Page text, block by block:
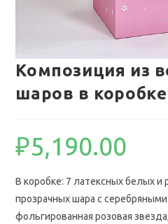
Композиция из
шаров в
₽5,190.00
В коробке: 7 латексных белых и
прозрачных шара с
фольгированная розовая